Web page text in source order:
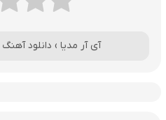
آی آر مدیا › دانلود